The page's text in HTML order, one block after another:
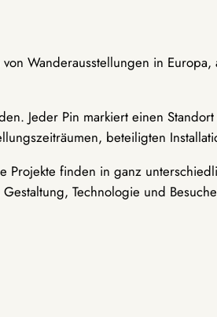
Wanderausstellungen in
Jeder Pin markiert einen
beteiligten
finden in ganz
Technologie und